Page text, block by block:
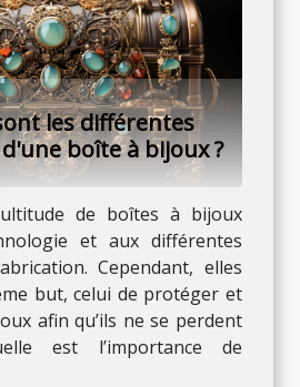
les différentes
boîte à bijoux ?
de boîtes à bijoux
et aux différentes
Cependant, elles
but, celui de protéger et
afin qu’ils ne se perdent
est l’importance de